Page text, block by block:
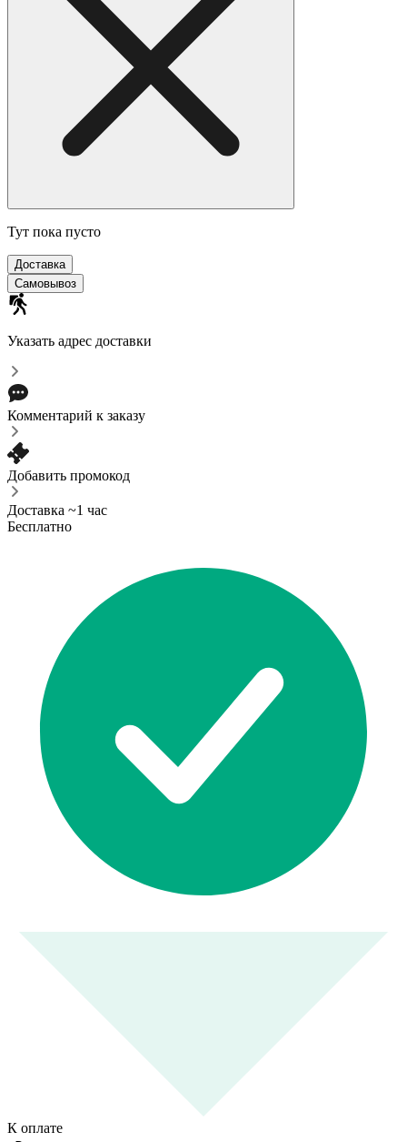
Тут пока пусто
Доставка
Самовывоз
Указать адрес доставки
Комментарий к заказу
Добавить промокод
Доставка ~1 час
Бесплатно
К оплате